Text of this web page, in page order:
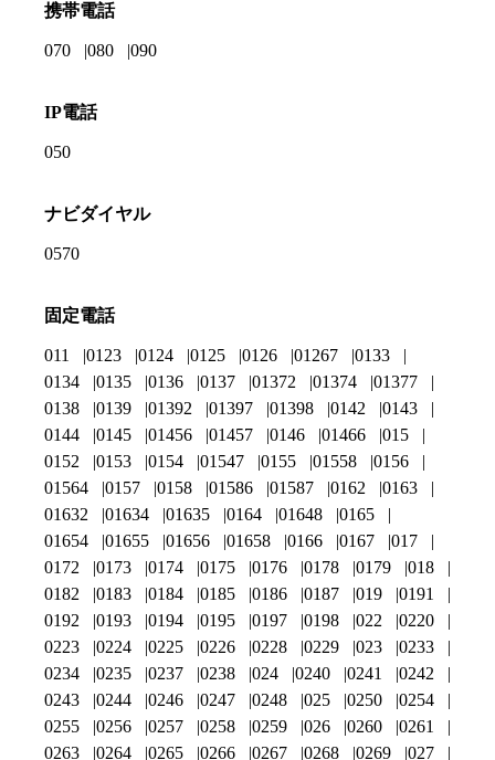
携帯電話
070 080 090
IP電話
050
ナビダイヤル
0570
固定電話
011 0123 0124 0125 0126 01267
0133
0134
0135 0136 0137 01372 01374
01377
0138
0139 01392 01397 01398 0142
0143
0144
0145 01456 01457 0146 01466
015
0152
0153 0154 01547 0155 01558
0156
01564
0157 0158 01586 01587 0162
0163
01632
01634 01635 0164 01648
0165
01654
01655 01656 01658 0166 0167
017
0172
0173 0174 0175 0176 0178 0179
018
0182
0183 0184 0185 0186 0187 019
0191
0192
0193 0194 0195 0197 0198 022
0220
0223
0224 0225 0226 0228 0229 023
0233
0234
0235 0237 0238 024 0240 0241
0242
0243
0244 0246 0247 0248 025 0250
0254
0255
0256 0257 0258 0259 026 0260
0261
0263
0264 0265 0266 0267 0268 0269 027